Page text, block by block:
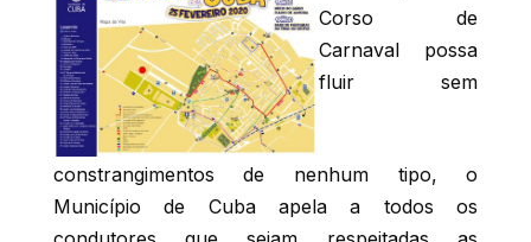
Corso de
Carnaval possa
fluir sem
constrangimentos de nenhum tipo, o
Município de Cuba apela a todos os